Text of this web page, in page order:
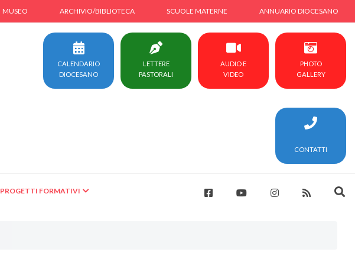
MUSEO ARCHIVIO/BIBLIOTECA SCUOLE MATERNE ANNUARIO DIOCESANO
CALENDARIO
DIOCESANO
LETTERE
PASTORALI
AUDIO E
VIDEO
PHOTO
GALLERY
CONTATTI
PROGETTI FORMATIVI